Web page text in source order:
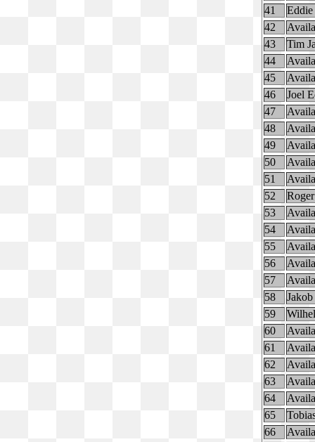
41
42
43
Tim
44
45
46
Joel
47
48
49
50
51
52
53
54
55
56
57
58
59
60
61
62
63
64
65
66